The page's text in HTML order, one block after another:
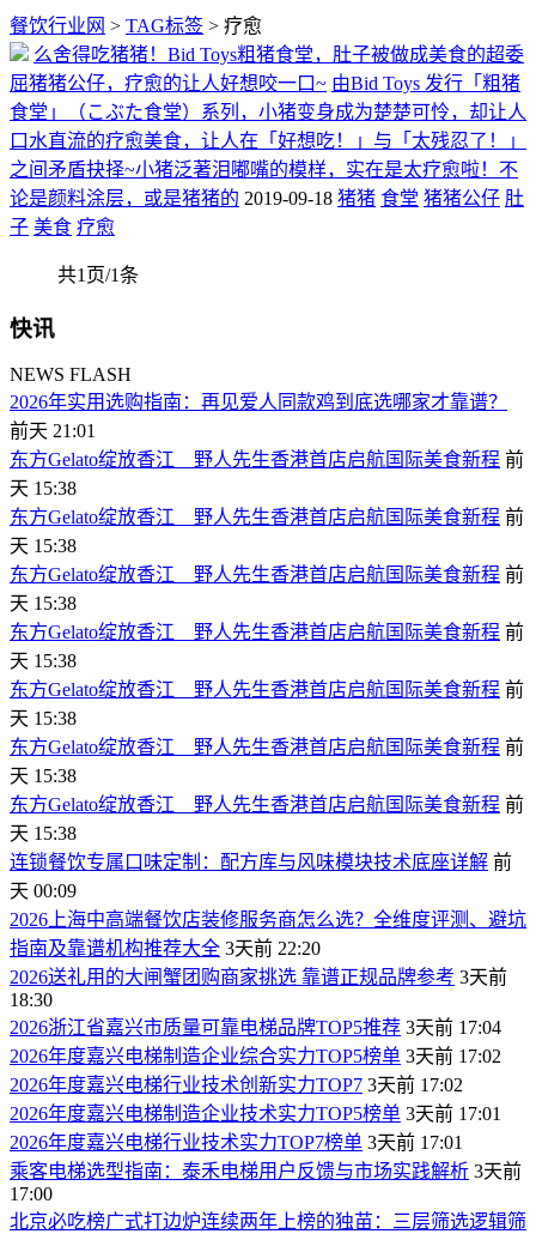
餐饮行业网 > TAG标签 > 疗愈
么舍得吃猪猪！Bid Toys粗猪食堂，肚子被做成美食的超委
屈猪猪公仔，疗愈的让人好想咬一口~ 由Bid Toys 发行「粗猪
食堂」（こぶた食堂）系列，小猪变身成为楚楚可怜，却让人
口水直流的疗愈美食，让人在「好想吃！」与「太残忍了！」
之间矛盾抉择~小猪泛著泪嘟嘴的模样，实在是太疗愈啦！不
论是颜料涂层，或是猪猪的 2019-09-18 猪猪 食堂 猪猪公仔 肚
子 美食 疗愈
共1页/1条
快讯
NEWS FLASH
2026年实用选购指南：再见爱人同款鸡到底选哪家才靠谱？
前天 21:01
东方Gelato绽放香江 野人先生香港首店启航国际美食新程 前
天 15:38
东方Gelato绽放香江 野人先生香港首店启航国际美食新程 前
天 15:38
东方Gelato绽放香江 野人先生香港首店启航国际美食新程 前
天 15:38
东方Gelato绽放香江 野人先生香港首店启航国际美食新程 前
天 15:38
东方Gelato绽放香江 野人先生香港首店启航国际美食新程 前
天 15:38
东方Gelato绽放香江 野人先生香港首店启航国际美食新程 前
天 15:38
东方Gelato绽放香江 野人先生香港首店启航国际美食新程 前
天 15:38
连锁餐饮专属口味定制：配方库与风味模块技术底座详解 前
天 00:09
2026上海中高端餐饮店装修服务商怎么选？全维度评测、避坑
指南及靠谱机构推荐大全 3天前 22:20
2026送礼用的大闸蟹团购商家挑选 靠谱正规品牌参考 3天前
18:30
2026浙江省嘉兴市质量可靠电梯品牌TOP5推荐 3天前 17:04
2026年度嘉兴电梯制造企业综合实力TOP5榜单 3天前 17:02
2026年度嘉兴电梯行业技术创新实力TOP7 3天前 17:02
2026年度嘉兴电梯制造企业技术实力TOP5榜单 3天前 17:01
2026年度嘉兴电梯行业技术实力TOP7榜单 3天前 17:01
乘客电梯选型指南：泰禾电梯用户反馈与市场实践解析 3天前
17:00
北京必吃榜广式打边炉连续两年上榜的独苗：三层筛选逻辑筛